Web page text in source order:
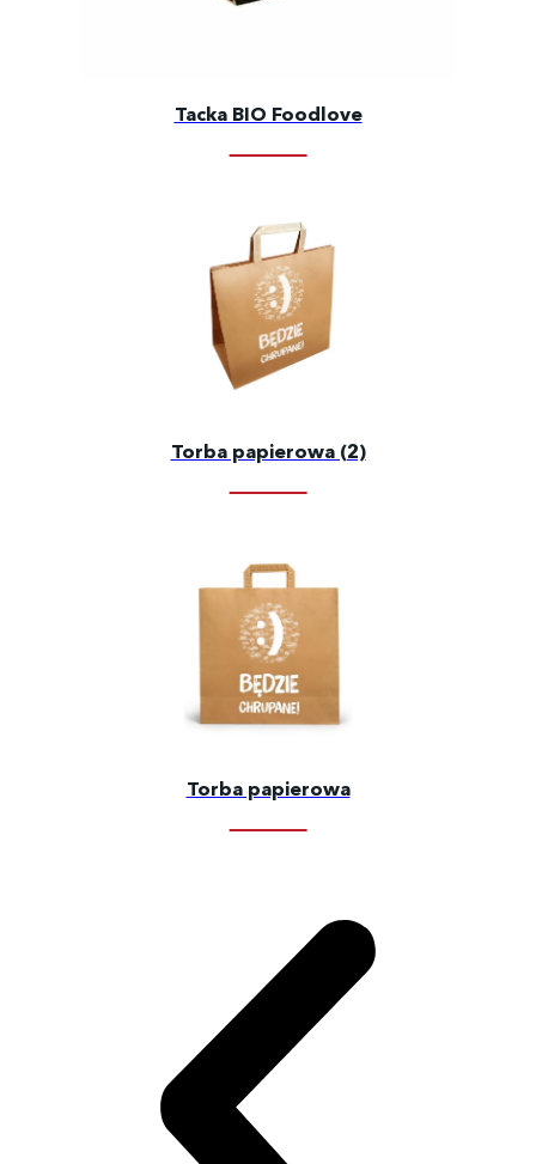
Tacka BIO Foodlove
Torba papierowa (2)
Torba papierowa